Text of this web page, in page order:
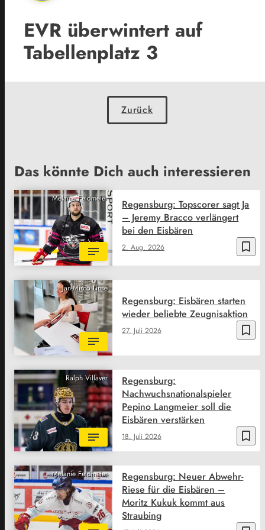
EVR überwintert auf
Tabellenplatz 3
Zurück
Das könnte Dich auch interessieren
Melanie Feldmeier
bookmark_border
2. Aug. 2026
Regensburg: Topscorer sagt Ja
– Jeremy Bracco verlängert
bei den Eisbären
Jan-Mirco Linse
bookmark_border
27. Juli 2026
Regensburg: Eisbären starten
wieder beliebte Zeugnisaktion
Ralph Villaver
bookmark_border
18. Juli 2026
Regensburg:
Nachwuchsnationalspieler
Pepino Langmeier soll die
Eisbären verstärken
Melanie Feldmeier
Regensburg: Neuer Abwehr-
Riese für die Eisbären –
Moritz Kukuk kommt aus
Straubing